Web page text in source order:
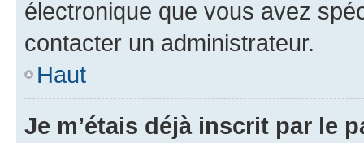
électronique que vous avez
contacter un administrateur.
Haut
Je m’étais déjà inscrit par le